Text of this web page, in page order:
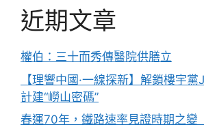
近期文章
權伯：三十而秀傳醫院供膳立
【理響中國·一線探新】解鎖樓宇
計建“嶗山密碼”
春運70年，鐵路速率見證時期之變